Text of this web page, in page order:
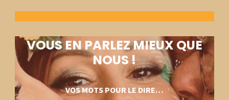
VOUS EN PARLEZ MIEUX QUE
NOUS !
VOS MOTS POUR LE DIRE…